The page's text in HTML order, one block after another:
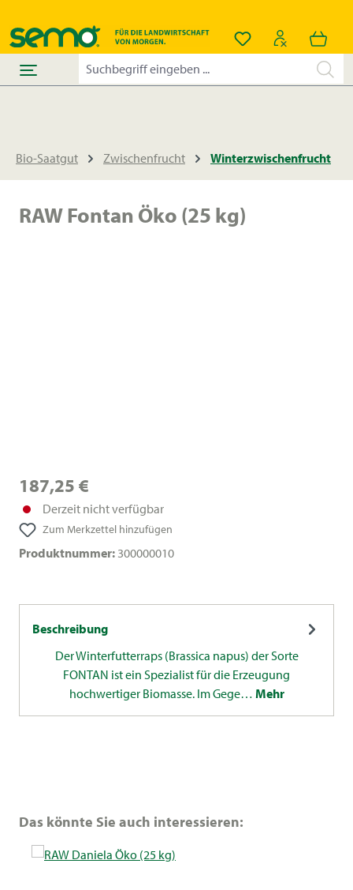
Du hast 0
Bio-Saatgut Zwischenfrucht Winterzwischenfrucht
RAW Fontan Öko (25 kg)
187,25 €
Derzeit nicht verfügbar
Zum Merkzettel hinzufügen
Produktnummer: 300000010
Beschreibung
Der Winterfutterraps (Brassica napus) der Sorte
FONTAN ist ein Spezialist für die Erzeugung
hochwertiger Biomasse. Im Gege… Mehr
Produktgalerie überspringen
Das könnte Sie auch interessieren: